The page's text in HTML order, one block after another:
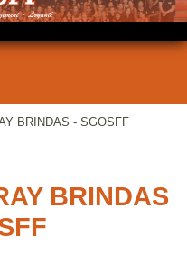
BRINDAS - SGOSFF
BRINDAS